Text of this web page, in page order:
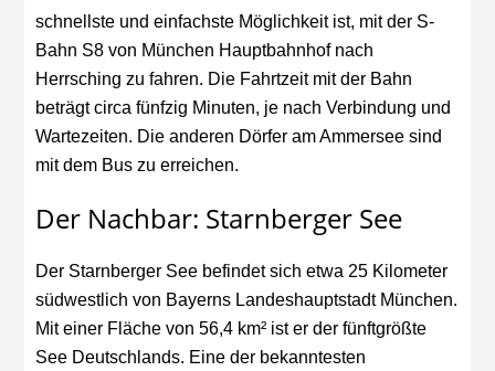
schnellste und einfachste Möglichkeit ist, mit der S-
Bahn S8 von München Hauptbahnhof nach
Herrsching zu fahren. Die Fahrtzeit mit der Bahn
beträgt circa fünfzig Minuten, je nach Verbindung und
Wartezeiten. Die anderen Dörfer am Ammersee sind
mit dem Bus zu erreichen.
Der Nachbar: Starnberger See
Der Starnberger See befindet sich etwa 25 Kilometer
südwestlich von Bayerns Landeshauptstadt München.
Mit einer Fläche von 56,4 km² ist er der fünftgrößte
See Deutschlands. Eine der bekanntesten